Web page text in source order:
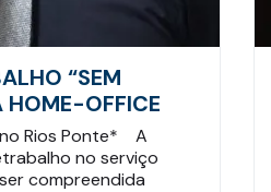
“SEM
HOME-OFFICE
Rios Ponte* A
no serviço
compreendida